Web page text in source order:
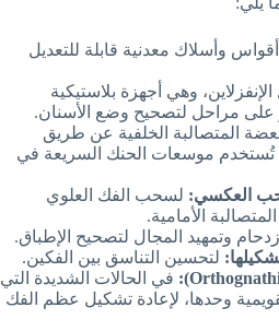
أقواس وأسلاك معدنية قابلة للتعديل
وهي أجهزة بلاستيكية
على مراحل لتصحيح وضع الأسنان.
المتصالبة الخلفية عن طريق
تُستخدم موسعات الحنك السريعة في
العكسي: لسحب الفك العلوي
الأمامية.
وتمهيد المجال لتصحيح الإطباق.
لتحسين التناسق بين الفكين.
في الحالات الشديدة التي
وحدها، لإعادة تشكيل عظم الفك